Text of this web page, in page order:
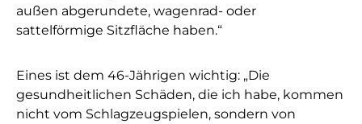
außen abgerundete, wagenrad- oder
sattelförmige Sitzfläche haben.“
Eines ist dem 46-Jährigen wichtig: „Die
gesundheitlichen Schäden, die ich habe, kommen
nicht vom Schlagzeugspielen, sondern von